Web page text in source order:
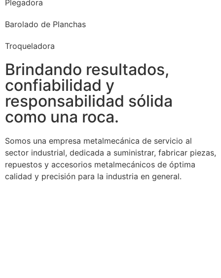
Plegadora
Barolado de Planchas
Troqueladora
Brindando resultados,
confiabilidad y
responsabilidad sólida
como una roca.
Somos una empresa metalmecánica de servicio al
sector industrial, dedicada a suministrar, fabricar piezas,
repuestos y accesorios metalmecánicos de óptima
calidad y precisión para la industria en general.